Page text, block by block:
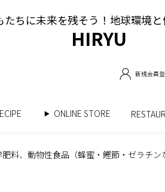
たちに未来を残そう！地球環境と
HIRYU
新規会員
ONLINE STORE
肥料、動物性食品（蜂蜜・鰹節・ゼラ